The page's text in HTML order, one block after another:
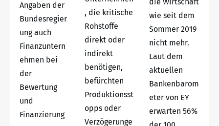
Angaben der
Bundesregier
ung auch
Finanzuntern
ehmen bei
der
Bewertung
und
Finanzierung
, die kritische
Rohstoffe
direkt oder
indirekt
benötigen,
befürchten
Produktionsst
opps oder
Verzögerunge
wie seit dem
Sommer 2019
nicht mehr.
Laut dem
aktuellen
Bankenbarom
eter von EY
erwarten 56%